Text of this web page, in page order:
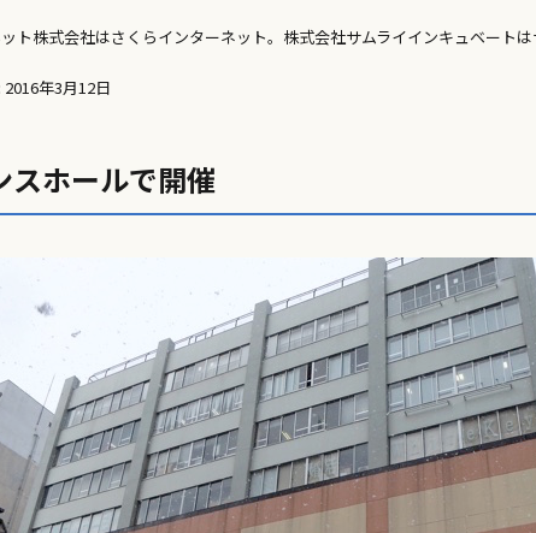
ト株式会社はさくらインターネット。株式会社サムライインキュベートは
年3月12日
スホールで開催